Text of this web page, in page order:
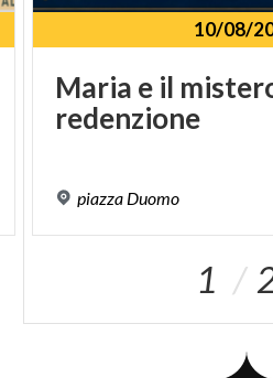
10/08/
Maria e il
redenzione
piazza Duomo
1